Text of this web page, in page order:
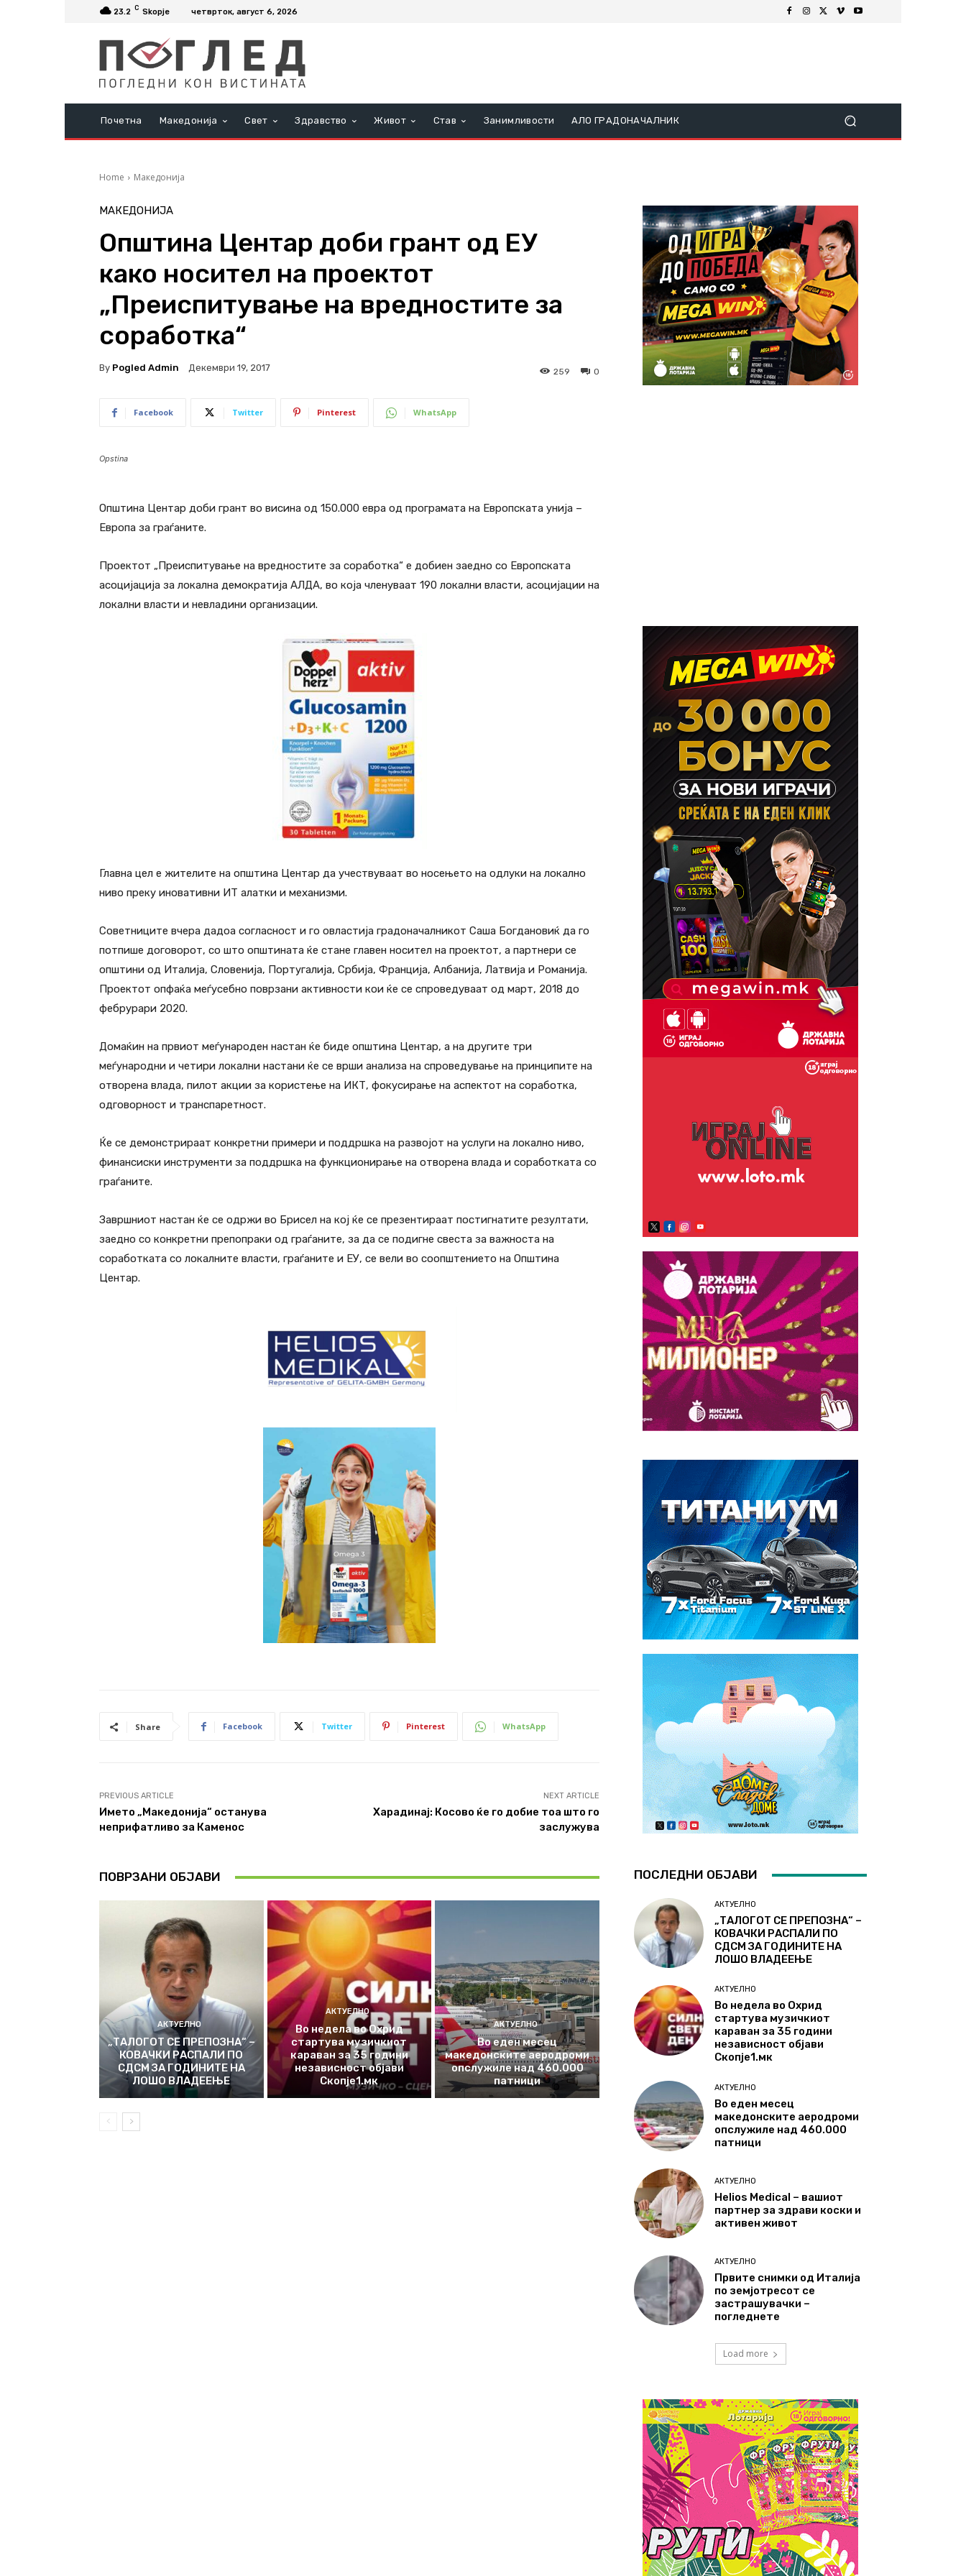
23.2 C Skopje четврток, август 6, 2026
Почетна Македонија Свет Здравство Живот Став Занимливости АЛО ГРАДОНАЧАЛНИК
Home Македонија
МАКЕДОНИЈА
Општина Центар доби грант од ЕУ
како носител на проектот
„Преиспитување на вредностите за
соработка“
By Pogled Admin Декември 19, 2017 0
259
Facebook Twitter Pinterest WhatsApp
Opstina
Општина Центар доби грант во висина од 150.000 евра од програмата на Европската унија –
Европа за граѓаните.
Проектот „Преиспитување на вредностите за соработка“ е добиен заедно со Европската
асоцијација за локална демократија АЛДА, во која членуваат 190 локални власти, асоцијации на
локални власти и невладини организации.
Главна цел е жителите на општина Центар да учествуваат во носењето на одлуки на локално
ниво преку иновативни ИТ алатки и механизми.
Советниците вчера дадоа согласност и го овластија градоначалникот Саша Богдановиќ да го
потпише договорот, со што општината ќе стане главен носител на проектот, а партнери се
општини од Италија, Словенија, Португалија, Србија, Франција, Албанија, Латвија и Романија.
Проектот опфаќа меѓусебно поврзани активности кои ќе се спроведуваат од март, 2018 до
фебрурари 2020.
Домаќин на првиот меѓународен настан ќе биде општина Центар, а на другите три
меѓународни и четири локални настани ќе се врши анализа на спроведување на принципите на
отворена влада, пилот акции за користење на ИКТ, фокусирање на аспектот на соработка,
одговорност и транспаретност.
Ќе се демонстрираат конкретни примери и поддршка на развојот на услуги на локално ниво,
финансиски инструменти за поддршка на функционирање на отворена влада и соработката со
граѓаните.
Завршниот настан ќе се одржи во Брисел на кој ќе се презентираат постигнатите резултати,
заедно со конкретни препопраки од граѓаните, за да се подигне свеста за важноста на
соработката со локалните власти, граѓаните и ЕУ, се вели во соопштението на Општина
Центар.
Share Facebook Twitter Pinterest WhatsApp
PREVIOUS ARTICLE
Името „Македонија“ останува
неприфатливо за Каменос
NEXT ARTICLE
Харадинај: Косово ќе го добие тоа што го
заслужува
ПОВРЗАНИ ОБЈАВИ
АКТУЕЛНО
„ТАЛОГОТ СЕ ПРЕПОЗНА“ –
КОВАЧКИ РАСПАЛИ ПО
СДСМ ЗА ГОДИНИТЕ НА
ЛОШО ВЛАДЕЕЊЕ
АКТУЕЛНО
Во недела во Охрид
стартува музичкиот
караван за 35 години
независност објави
Скопје1.мк
АКТУЕЛНО
Во еден месец
македонските аеродроми
опслужиле над 460.000
патници
ПОСЛЕДНИ ОБЈАВИ
АКТУЕЛНО
„ТАЛОГОТ СЕ ПРЕПОЗНА“ –
КОВАЧКИ РАСПАЛИ ПО
СДСМ ЗА ГОДИНИТЕ НА
ЛОШО ВЛАДЕЕЊЕ
АКТУЕЛНО
Во недела во Охрид
стартува музичкиот
караван за 35 години
независност објави
Скопје1.мк
АКТУЕЛНО
Во еден месец
македонските аеродроми
опслужиле над 460.000
патници
АКТУЕЛНО
Helios Medical – вашиот
партнер за здрави коски и
активен живот
АКТУЕЛНО
Првите снимки од Италија
по земјотресот се
застрашувачки –
погледнете
Load more